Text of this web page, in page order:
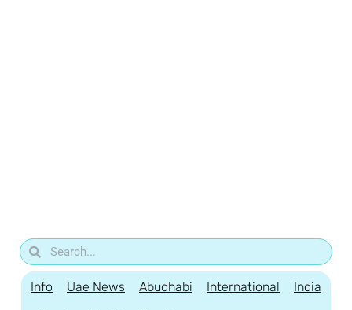
Info Uae News Abudhabi International India